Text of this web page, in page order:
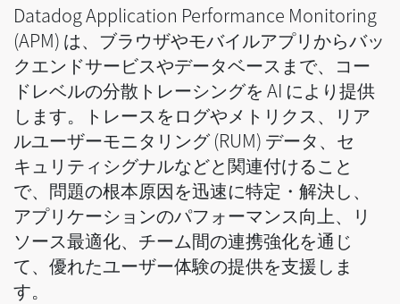
Datadog Application Performance Monitoring
(APM) は、ブラウザやモバイルアプリからバッ
クエンドサービスやデータベースまで、コー
ドレベルの分散トレーシングを AI により提供
します。トレースをログやメトリクス、リア
ルユーザーモニタリング (RUM) データ、セ
キュリティシグナルなどと関連付けること
で、問題の根本原因を迅速に特定・解決し、
アプリケーションのパフォーマンス向上、リ
ソース最適化、チーム間の連携強化を通じ
て、優れたユーザー体験の提供を支援しま
す。